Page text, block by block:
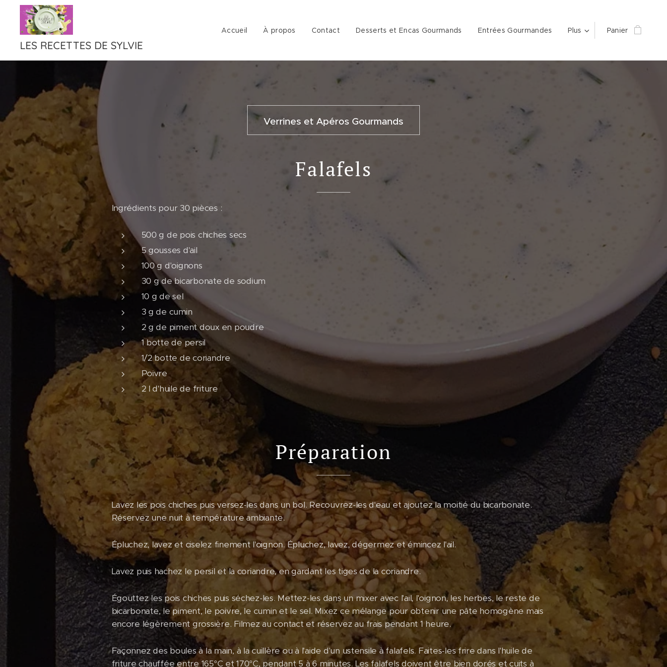
LES RECETTES DE SYLVIE
Accueil À propos Contact Desserts et Encas Gourmands Entrées Gourmandes Plus Panier
Verrines et Apéros Gourmands
Falafels
Ingrédients pour 30 pièces :
500 g de pois chiches secs
5 gousses d'ail
100 g d'oignons
30 g de bicarbonate de sodium
10 g de sel
3 g de cumin
2 g de piment doux en poudre
1 botte de persil
1/2 botte de coriandre
Poivre
2 l d'huile de friture
Préparation
Lavez les pois chiches puis versez-les dans un bol. Recouvrez-les d'eau et ajoutez la moitié du bicarbonate.
Réservez une nuit à température ambiante.
Épluchez, lavez et ciselez finement l'oignon. Épluchez, lavez, dégermez et émincez l'ail.
Lavez puis hachez le persil et la coriandre, en gardant les tiges de la coriandre.
Égouttez les pois chiches puis séchez-les. Mettez-les dans un mixer avec l'ail, l'oignon, les herbes, le reste de
bicarbonate, le piment, le poivre, le cumin et le sel. Mixez ce mélange pour obtenir une pâte homogène mais
encore légèrement grossière. Filmez au contact et réservez au frais pendant 1 heure.
Façonnez des boules à la main, à la cuillère ou à l'aide d'un ustensile à falafels. Faites-les frire dans l'huile de
friture chauffée entre 165°C et 170°C, pendant 5 à 6 minutes. Les falafels doivent être bien dorés et cuits à